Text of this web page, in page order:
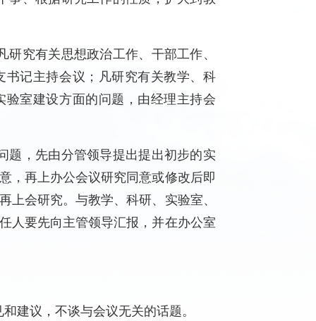
究有关思想政治工作、干部工作、
记主持会议；凡研究有关教学、科
室建设方面的问题，由经理主持会
题，先由分管领导提出提出初步的实
，再上办公会议研究同意或修改后即
上会研究。与教学、科研、实验室、
人要先向主管领导汇报，并在办公室
建议，不谈与会议无关的话题。